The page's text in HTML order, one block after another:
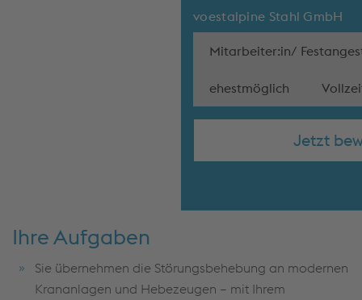
voestalpine Stahl GmbH
Mitarbeiter:in/
ehestmöglich
Jetzt
Ihre Aufgaben
Sie übernehmen die Störungsbehebung an modernen
Krananlagen und Hebezeugen – mit Ihrem